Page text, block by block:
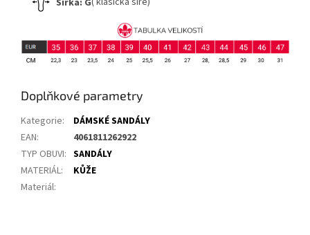
Doplňkové parametry
Kategorie:
DÁMSKÉ SANDÁLY
EAN:
4061811262922
TYP OBUVI: SANDÁLY
MATERIÁL:
KŮŽE
Materiál: